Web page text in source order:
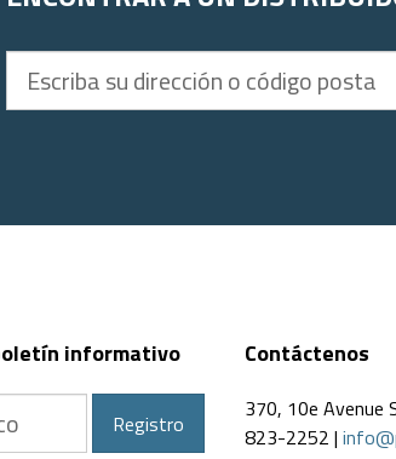
informativo
Registro
Contáctenos
370, 10e Avenue
823-2252 |